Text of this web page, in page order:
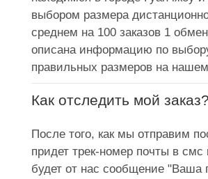
выбором размера
среднем на 100 заказов 1
описана информацию по
правильных размеров на
Как отследить мой заказ?
После того, как мы отправим
придет трек-номер почты в
будет от нас сообщение "Ваша